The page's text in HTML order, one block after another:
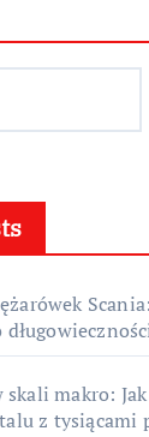
skali makro:
z tysiącami